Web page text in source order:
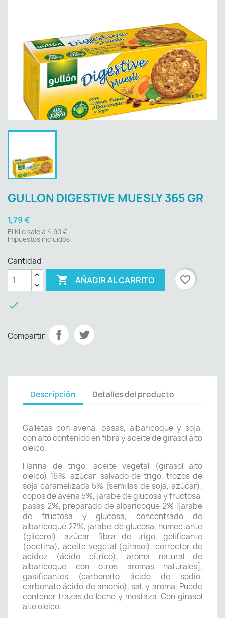
GULLON DIGESTIVE MUESLY 365 GR
1,79 €
El Kilo sale a 4,90 €
Impuestos incluidos
Cantidad
 AÑADIR AL CARRITO favorite_border

Compartir
Descripción Detalles del producto
Galletas con avena, pasas, albaricoque y soja,
con alto contenido en fibra y aceite de girasol alto
oleico.
Harina de trigo, aceite vegetal (girasol alto
oleico) 16%, azúcar, salvado de trigo, trozos de
soja caramelizada 5% (semillas de soja, azúcar),
copos de avena 5%, jarabe de glucosa y fructosa,
pasas 2%, preparado de albaricoque 2% [jarabe
de fructosa y glucosa, concentrado de
albaricoque 27%, jarabe de glucosa, humectante
(glicerol), azúcar, fibra de trigo, gelificante
(pectina), aceite vegetal (girasol), corrector de
acidez (ácido cítrico), aroma natural de
albaricoque con otros aromas naturales],
gasificantes (carbonato ácido de sodio,
carbonato ácido de amonio), sal, y aroma. Puede
contener trazas de leche y mostaza. Con girasol
alto oleico.